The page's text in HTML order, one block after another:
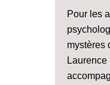
Pour les
mystères